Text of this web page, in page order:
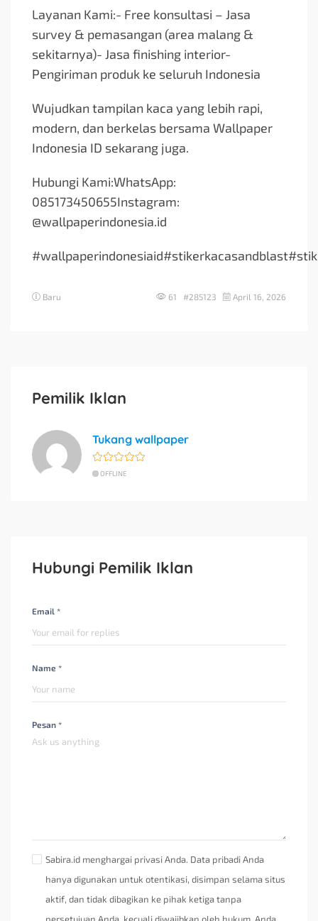
Layanan Kami:- Free konsultasi – Jasa
survey & pemasangan (area malang &
sekitarnya)- Jasa finishing interior-
Pengiriman produk ke seluruh Indonesia
Wujudkan tampilan kaca yang lebih rapi,
modern, dan berkelas bersama Wallpaper
Indonesia ID sekarang juga.
Hubungi Kami:WhatsApp:
085173450655Instagram:
@wallpaperindonesia.id
Baru 61 #285123 April 16, 2026
Pemilik Iklan
Tukang wallpaper
OFFLINE
Hubungi Pemilik Iklan
Email *
Name *
Pesan *
Sabira.id menghargai privasi Anda. Data pribadi Anda
hanya digunakan untuk otentikasi, disimpan selama situs
aktif, dan tidak dibagikan ke pihak ketiga tanpa
persetujuan Anda, kecuali diwajibkan oleh hukum. Anda